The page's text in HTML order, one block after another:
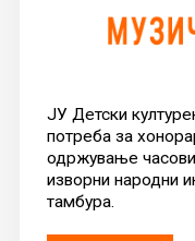
ЈУ Детски
потреба за
одржување
изворни народни
тамбура.